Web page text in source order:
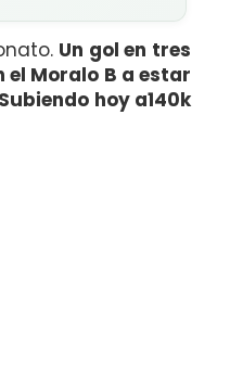
Un gol en tres
el Moralo B a estar
Subiendo hoy a140k